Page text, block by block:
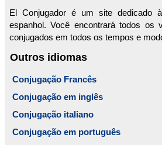
El Conjugador é um site dedicado
espanhol. Você encontrará todos os
conjugados em todos os tempos e
Outros idiomas
Conjugação Francês
Conjugação em inglês
Conjugação italiano
Conjugação em português